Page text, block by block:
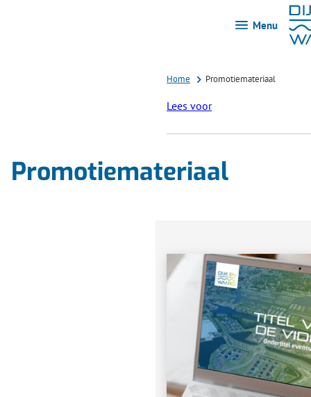
Menu
Home Promotiemateriaal
Lees voor
Promotiemateriaal